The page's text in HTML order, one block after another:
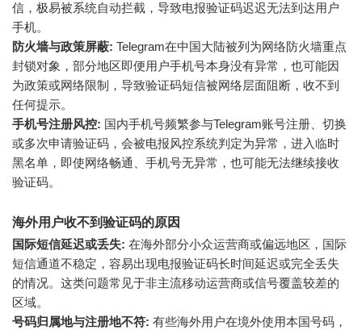
信，极易被系统自动拦截，导致电报验证码迟迟无法到达用户
手机。
防火墙与政策屏蔽: Telegram在中国大陆被列为网络防火墙重点
封锁对象，部分地区即便用户手机号本身没有异常，也可能因
为政策或网络限制，导致验证码短信被网络层面阻断，收不到
任何提示。
手机号注册风控: 国内手机号频繁参与Telegram账号注册、切换
或多次申请验证码，会被电报风控系统判定为异常，进入临时
黑名单，即使网络畅通、手机号无异常，也可能无法继续接收
验证码。
海外用户收不到验证码的原因
国际短信延迟或丢失: 在海外部分小众运营商或偏远地区，国际
短信通道不稳定，容易出现电报验证码长时间延迟或完全丢失
的情况。这类问题常见于非主流移动运营商或信号覆盖较差的
区域。
号码归属地与注册地不符: 有些海外用户在境外使用本国号码，